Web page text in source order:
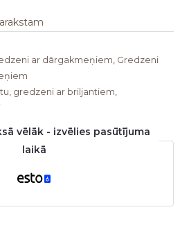
ar dārgakmeņiem, Gredzeni
, gredzeni ar briljantiem,
vēlāk - izvēlies pasūtījuma
laikā